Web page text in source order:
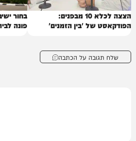
הצצה לכלא 10 מבפנים:
הפודקאסט של 'בין הזמנים'
בחור
פונה
שלח תגובה על הכתבה